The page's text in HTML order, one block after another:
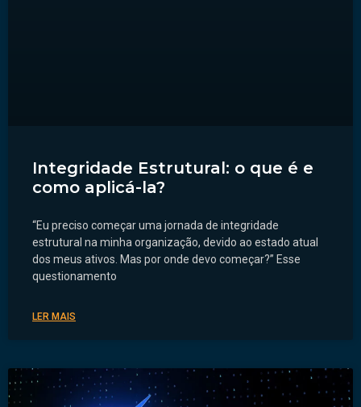
Integridade Estrutural: o que é e
como aplicá-la?
“Eu preciso começar uma jornada de integridade
estrutural na minha organização, devido ao estado atual
dos meus ativos. Mas por onde devo começar?” Esse
questionamento
LER MAIS